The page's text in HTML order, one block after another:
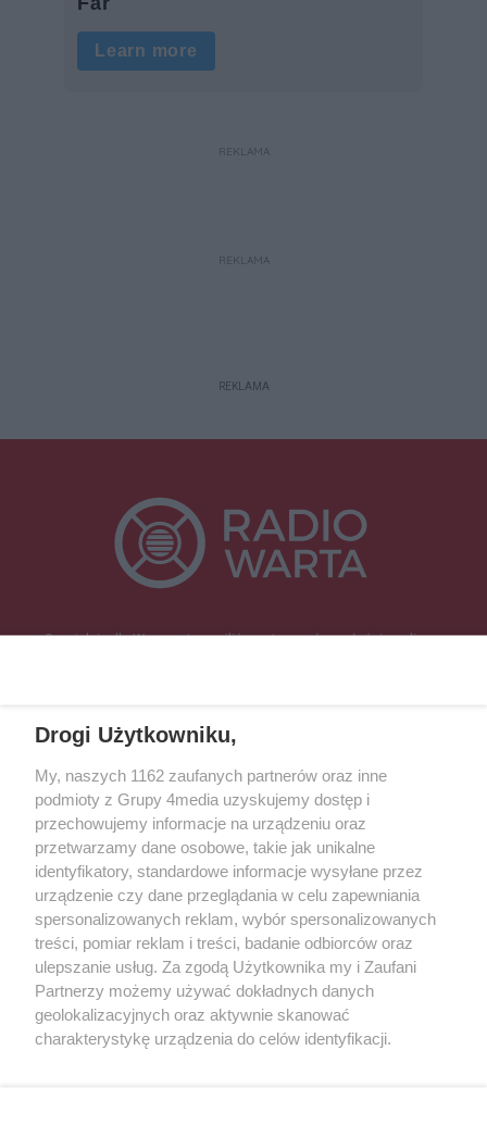
REKLAMA
REKLAMA
REKLAMA
Specjalnie dla Was postanowiliśmy stworzyć rozgłośnię radiową
Śrem, Jarocin, Gniezno, Ostrów Wlkp.).
Kontakt Reklama Patronat
Dane firmowe
Regulamin serwisu i ogłoszeń drobnych
Regulamin konkursów
Polityka prywatności
Przetwarzanie danych osobowych
Zapisz się do newslettera
Dołącz do grona ludzi najlepiej poinformowanych!
Zapisz się »
Drogi Użytkowniku,
My, naszych 1162 zaufanych partnerów oraz inne
podmioty z Grupy 4media uzyskujemy dostęp i
przechowujemy informacje na urządzeniu oraz
przetwarzamy dane osobowe, takie jak unikalne
identyfikatory, standardowe informacje wysyłane przez
urządzenie czy dane przeglądania w celu zapewniania
spersonalizowanych reklam, wybór spersonalizowanych
treści, pomiar reklam i treści, badanie odbiorców oraz
ulepszanie usług. Za zgodą Użytkownika my i Zaufani
Partnerzy możemy używać dokładnych danych
geolokalizacyjnych oraz aktywnie skanować
charakterystykę urządzenia do celów identyfikacji.